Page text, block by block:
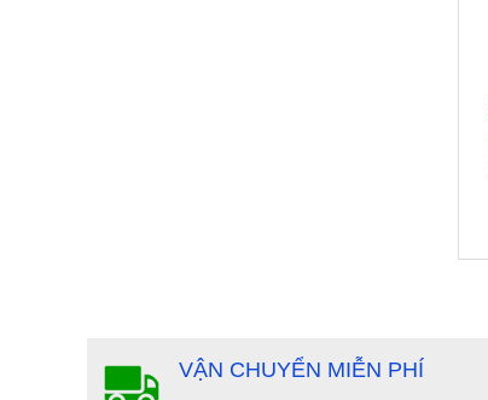
VẬN CHUYỂN MIỄN PHÍ